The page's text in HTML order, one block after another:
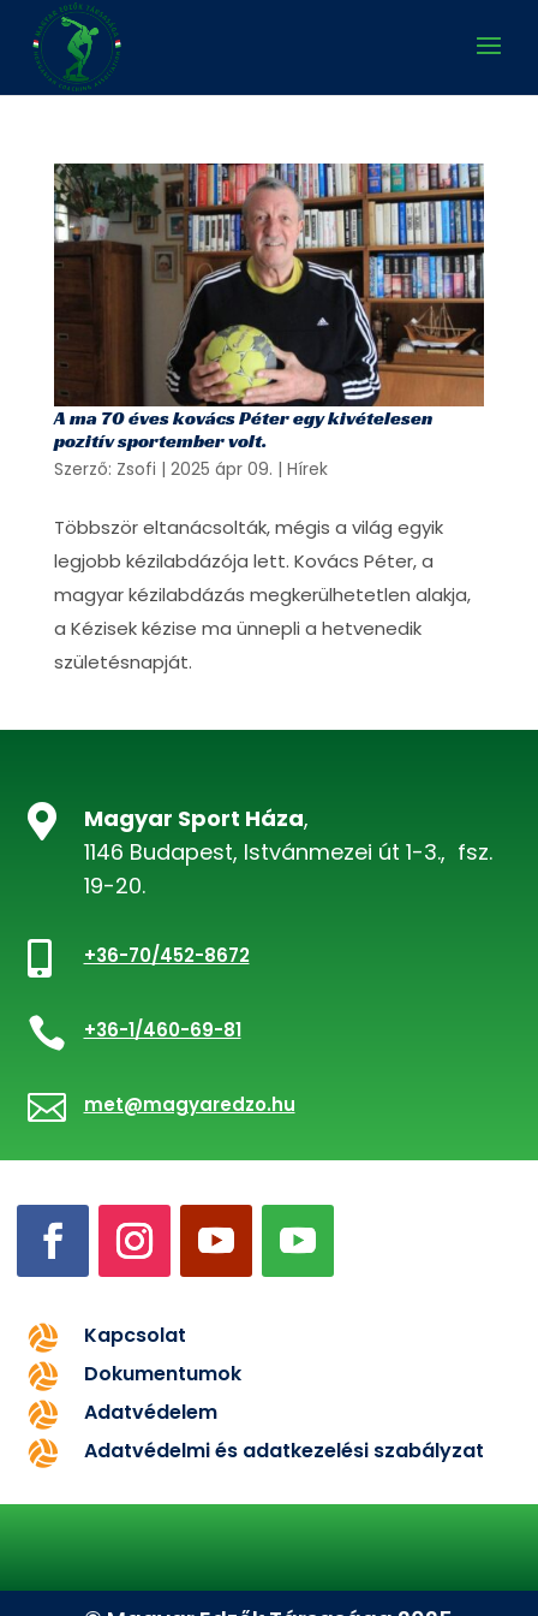
A ma 70 éves kovács Péter egy kivételesen
pozitív sportember volt.
Szerző: Zsofi | 2025 ápr 09. | Hírek
Többször eltanácsolták, mégis a világ egyik
legjobb kézilabdázója lett. Kovács Péter, a
magyar kézilabdázás megkerülhetetlen alakja,
a Kézisek kézise ma ünnepli a hetvenedik
születésnapját.
 Magyar Sport Háza,
1146 Budapest, Istvánmezei út 1-3., fsz.
19-20.
 +36-70/452-8672
 +36-1/460-69-81
 met@magyaredzo.hu
 Kapcsolat
 Dokumentumok
 Adatvédelem
 Adatvédelmi és adatkezelési szabályzat